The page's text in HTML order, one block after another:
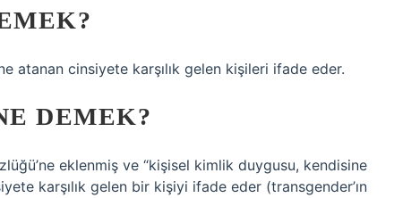
atanan cinsiyete karşılık gelen kişileri ifade eder.
DEMEK?
eklenmiş ve “kişisel kimlik duygusu, kendisine
karşılık gelen bir kişiyi ifade eder (transgender’ın